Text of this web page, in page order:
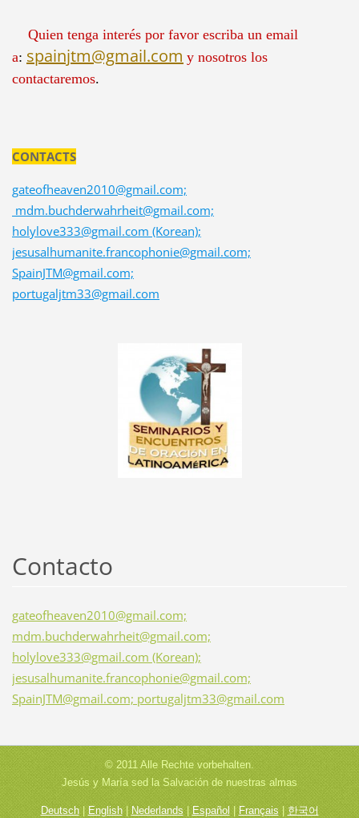
Quien tenga interés por favor escriba un email
a: spainjtm@gmail.com y nosotros los
contactaremos.
CONTACTS
gateofheaven2010@gmail.com;
mdm.buchderwahrheit@gmail.com;
holylove333@gmail.com (Korean);
jesusalhumanite.francophonie@gmail.com;
SpainJTM@gmail.com;
portugaljtm33@gmail.com
Contacto
gateofheaven2010@gmail.com;
mdm.buchderwahrheit@gmail.com;
holylove333@gmail.com (Korean);
jesusalhumanite.francophonie@gmail.com;
SpainJTM@gmail.com; portugaljtm33@gmail.com
© 2011 Alle Rechte vorbehalten.
Jesús y María sed la Salvación de nuestras almas
Deutsch|English| Nederlands| Español |Français|한국어